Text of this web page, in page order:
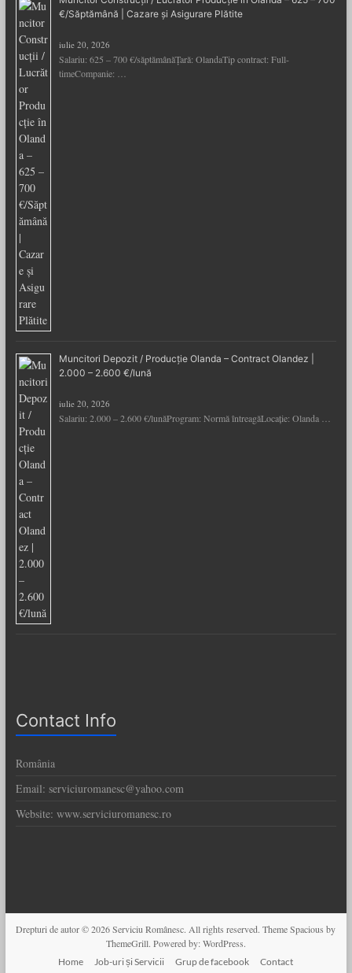
€/Săptămână | Cazare și Asigurare Plătite
iulie 20, 2026
Salariu: 625 – 700 €/săptămânăȚară: OlandaTip contract: Full-
timeCompanie: …
Muncitori Depozit / Producție Olanda – Contract Olandez |
2.000 – 2.600 €/lună
iulie 20, 2026
Salariu: 2.000 – 2.600 €/lunăProgram: Normă întreagăLocație: Olanda …
Contact Info
România
Email: serviciuromanesc@yahoo.com
Website: www.serviciuromanesc.ro
Drepturi de autor © 2026Serviciu Românesc. All rights reserved. ThemeSpacious by
ThemeGrill. Powered by:WordPress.
Home Job-uri și Servicii Grup de facebook Contact